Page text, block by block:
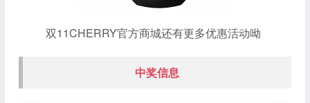
双11CHERRY官方商城还有更多优惠活动呦
中奖信息